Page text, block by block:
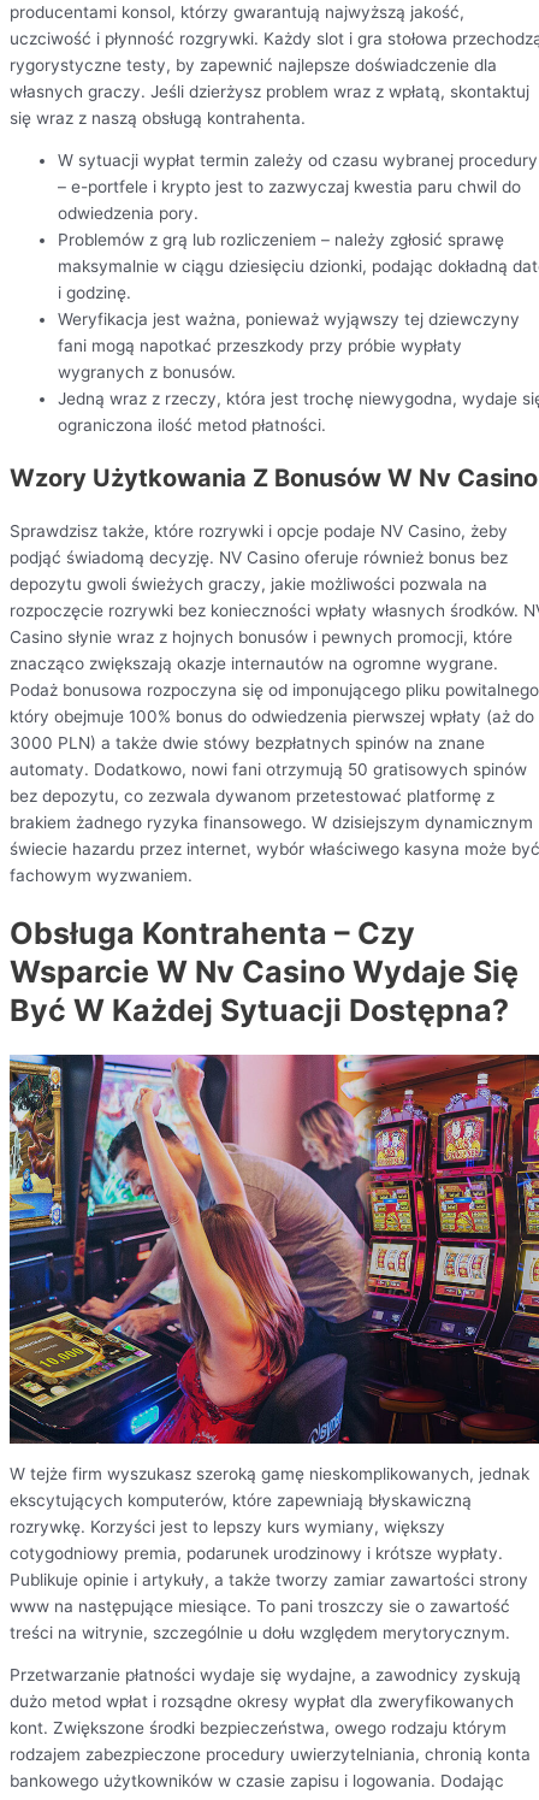
producentami konsol, którzy gwarantują najwyższą jakość,
uczciwość i płynność rozgrywki. Każdy slot i gra stołowa
rygorystyczne testy, by zapewnić najlepsze doświadczenie dla
własnych graczy. Jeśli dzierżysz problem wraz z wpłatą, skontaktuj
się wraz z naszą obsługą kontrahenta.
W sytuacji wypłat termin zależy od czasu wybranej procedury
– e-portfele i krypto jest to zazwyczaj kwestia paru chwil do
odwiedzenia pory.
Problemów z grą lub rozliczeniem – należy zgłosić sprawę
maksymalnie w ciągu dziesięciu dzionki, podając dokładną
i godzinę.
Weryfikacja jest ważna, ponieważ wyjąwszy tej dziewczyny
fani mogą napotkać przeszkody przy próbie wypłaty
wygranych z bonusów.
Jedną wraz z rzeczy, która jest trochę niewygodna, wydaje
ograniczona ilość metod płatności.
Wzory Użytkowania Z Bonusów W Nv Casino
Sprawdzisz także, które rozrywki i opcje podaje NV Casino, żeby
podjąć świadomą decyzję. NV Casino oferuje również bonus bez
depozytu gwoli świeżych graczy, jakie możliwości pozwala na
rozpoczęcie rozrywki bez konieczności wpłaty własnych środków.
Casino słynie wraz z hojnych bonusów i pewnych promocji, które
znacząco zwiększają okazje internautów na ogromne wygrane.
Podaż bonusowa rozpoczyna się od imponującego pliku
który obejmuje 100% bonus do odwiedzenia pierwszej wpłaty (aż do
3000 PLN) a także dwie stówy bezpłatnych spinów na znane
automaty. Dodatkowo, nowi fani otrzymują 50 gratisowych spinów
bez depozytu, co zezwala dywanom przetestować platformę z
brakiem żadnego ryzyka finansowego. W dzisiejszym dynamicznym
świecie hazardu przez internet, wybór właściwego kasyna może być
fachowym wyzwaniem.
Obsługa Kontrahenta – Czy
Wsparcie W Nv Casino Wydaje Się
Być W Każdej Sytuacji Dostępna?
W tejże firm wyszukasz szeroką gamę nieskomplikowanych, jednak
ekscytujących komputerów, które zapewniają błyskawiczną
rozrywkę. Korzyści jest to lepszy kurs wymiany, większy
cotygodniowy premia, podarunek urodzinowy i krótsze wypłaty.
Publikuje opinie i artykuły, a także tworzy zamiar zawartości strony
www na następujące miesiące. To pani troszczy sie o zawartość
treści na witrynie, szczególnie u dołu względem merytorycznym.
Przetwarzanie płatności wydaje się wydajne, a zawodnicy zyskują
dużo metod wpłat i rozsądne okresy wypłat dla zweryfikowanych
kont. Zwiększone środki bezpieczeństwa, owego rodzaju którym
rodzajem zabezpieczone procedury uwierzytelniania, chronią konta
bankowego użytkowników w czasie zapisu i logowania. Dodając